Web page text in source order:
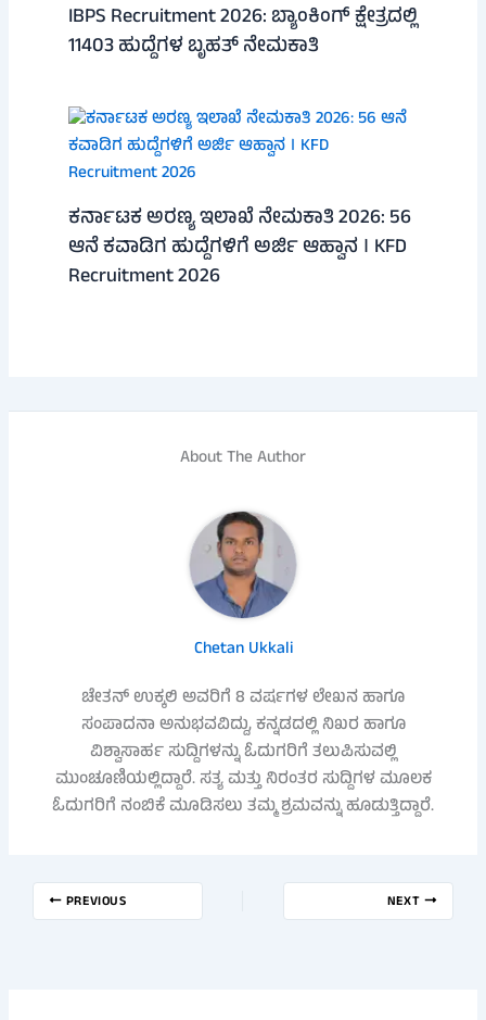
IBPS Recruitment 2026: ಬ್ಯಾಂಕಿಂಗ್ ಕ್ಷೇತ್ರದಲ್ಲಿ
11403 ಹುದ್ದೆಗಳ ಬೃಹತ್ ನೇಮಕಾತಿ
ಕರ್ನಾಟಕ ಅರಣ್ಯ ಇಲಾಖೆ ನೇಮಕಾತಿ 2026: 56
ಆನೆ ಕವಾಡಿಗ ಹುದ್ದೆಗಳಿಗೆ ಅರ್ಜಿ ಆಹ್ವಾನ । KFD
Recruitment 2026
About The Author
Chetan Ukkali
ಚೇತನ್ ಉಕ್ಕಲಿ ಅವರಿಗೆ 8 ವರ್ಷಗಳ ಲೇಖನ ಹಾಗೂ
ಸಂಪಾದನಾ ಅನುಭವವಿದ್ದು, ಕನ್ನಡದಲ್ಲಿ ನಿಖರ ಹಾಗೂ
ವಿಶ್ವಾಸಾರ್ಹ ಸುದ್ದಿಗಳನ್ನು ಓದುಗರಿಗೆ ತಲುಪಿಸುವಲ್ಲಿ
ಮುಂಚೂಣಿಯಲ್ಲಿದ್ದಾರೆ. ಸತ್ಯ ಮತ್ತು ನಿರಂತರ ಸುದ್ದಿಗಳ ಮೂಲಕ
ಓದುಗರಿಗೆ ನಂಬಿಕೆ ಮೂಡಿಸಲು ತಮ್ಮ ಶ್ರಮವನ್ನು ಹೂಡುತ್ತಿದ್ದಾರೆ.
PREVIOUS NEXT